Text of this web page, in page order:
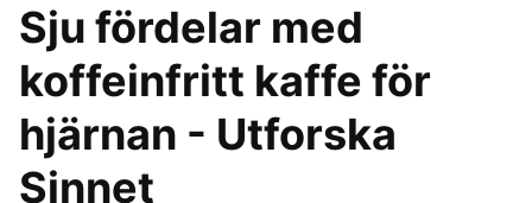
Sju fördelar med
koffeinfritt kaffe för
hjärnan - Utforska
Sinnet